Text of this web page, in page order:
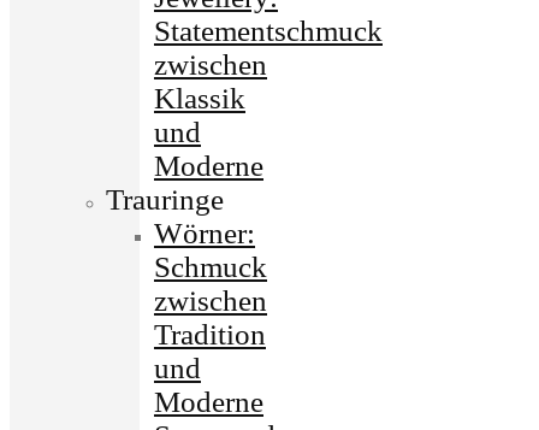
Statementschmuck
zwischen
Klassik
und
Moderne
Trauringe
Wörner:
Schmuck
zwischen
Tradition
und
Moderne